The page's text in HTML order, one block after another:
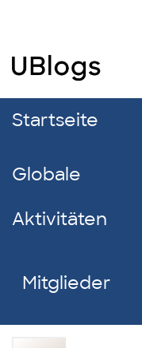
Startseite
Globale
Aktivitäten
Mitglieder